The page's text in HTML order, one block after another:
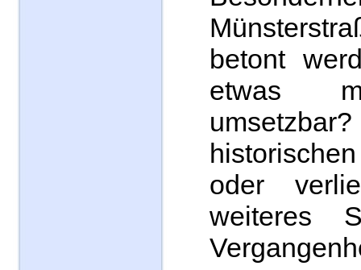
betont
etwas
oder
weiteres